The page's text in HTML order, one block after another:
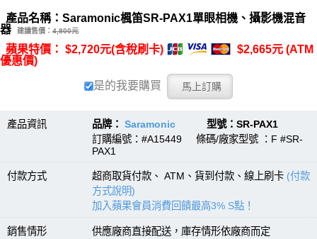
產品名稱：Saramonic楓笛SR-PAX1單眼相機、攝影機混音
器
建議售價： 4,800元
蘋果特價： $2,720元(含稅刷卡)
$2,665元 (ATM
優惠價)
是的我要購買
產品資訊 品牌： Saramonic 型號：SR-PAX1
訂購編號：#A15449 條碼/廠家型號 ：F #SR-
PAX1
付款方式 超商取貨付款、 ATM、貨到付款、線上刷卡 (付款
方式說明)
加入蘋果會員消費回饋最高3% S點！
銷售情形 供應廠商直接配送，庫存情形依廠商而定